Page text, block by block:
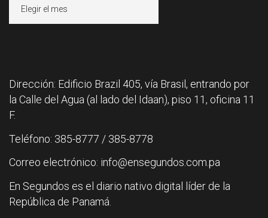
Dirección: Edificio Brazil 405, vía Brasil, entrando por
la Calle del Agua (al lado del Idaan), piso 11, oficina 11
F.
Teléfono: 385-8777 / 385-8778
Correo electrónico: info@ensegundos.com.pa
En Segundos es el diario nativo digital líder de la
República de Panamá.